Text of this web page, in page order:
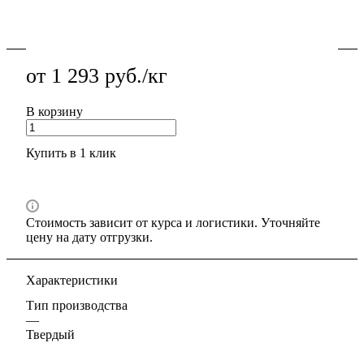
от 1 293 руб./кг
В корзину
Купить в 1 клик
Стоимость зависит от курса и логистики. Уточняйте
цену на дату отгрузки.
Характеристики
Тип производства
—
Твердый